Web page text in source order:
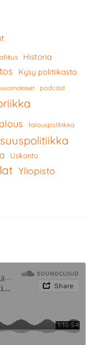
Historia
Kysy politiikasta
podcast
talouspolitiikka
Uskonto
Yliopisto